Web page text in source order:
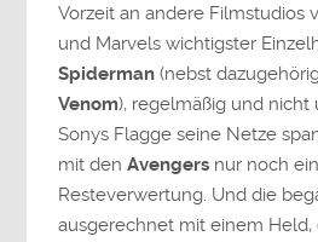
Vorzeit an andere Filmstudios
und Marvels wichtigster
Spiderman (nebst
Venom), regelmäßig und
Sonys Flagge seine Netze
mit denAvengers nur noch
Resteverwertung. Und die
ausgerechnet mit einem Held,